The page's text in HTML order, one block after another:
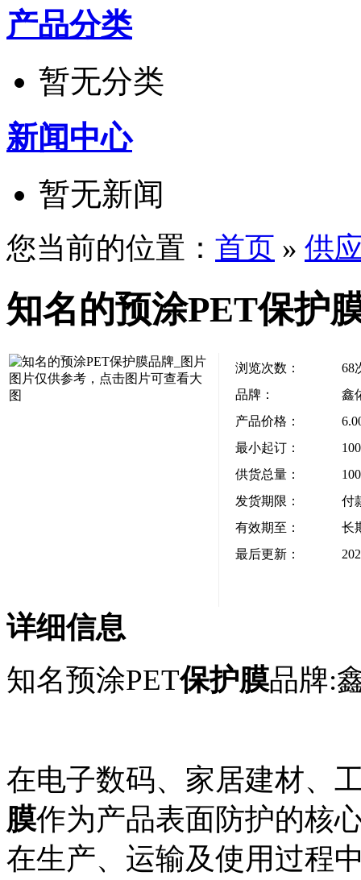
产品分类
暂无分类
新闻中心
暂无新闻
您当前的位置： 首页 » 供
知名的预涂PET保护
图片仅供参考，点击图片可查看大
图
浏览次数： 68
品牌：
鑫
产品价格：
最小起订：
供货总量：
发货期限：
付
有效期至：
长
最后更新：
详细信息
知名预涂PET保护膜品牌:
在电子数码、家居建材、
膜作为产品表面防护的核
在生产、运输及使用过程